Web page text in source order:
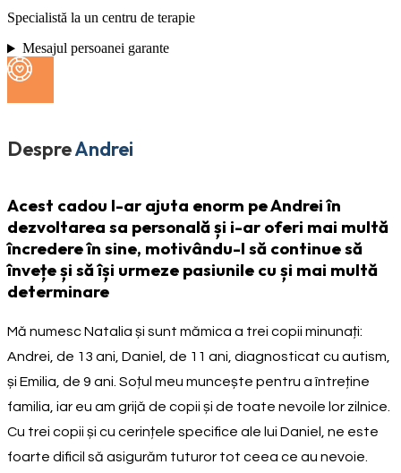
Specialistă la un centru de terapie
Mesajul persoanei garante
DespreAndrei
Acest cadou l-ar ajuta enorm pe Andrei în
dezvoltarea sa personală și i-ar oferi mai multă
încredere în sine, motivându-l să continue să
învețe și să își urmeze pasiunile cu și mai multă
determinare
Mă numesc Natalia și sunt mămica a trei copii minunați:
Andrei, de 13 ani, Daniel, de 11 ani, diagnosticat cu autism,
și Emilia, de 9 ani. Soțul meu muncește pentru a întreține
familia, iar eu am grijă de copii și de toate nevoile lor zilnice.
Cu trei copii și cu cerințele specifice ale lui Daniel, ne este
foarte dificil să asigurăm tuturor tot ceea ce au nevoie.